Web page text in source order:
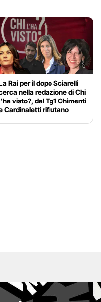
Rai per il dopo Sciarelli
nella redazione di Chi
visto?, dal Tg1 Chimenti
Cardinaletti rifiutano